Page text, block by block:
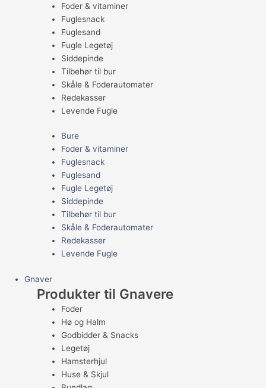
Foder & vitaminer
Fuglesnack
Fuglesand
Fugle Legetøj
Siddepinde
Tilbehør til bur
Skåle & Foderautomater
Redekasser
Levende Fugle
Bure
Foder & vitaminer
Fuglesnack
Fuglesand
Fugle Legetøj
Siddepinde
Tilbehør til bur
Skåle & Foderautomater
Redekasser
Levende Fugle
Gnaver
Produkter til Gnavere
Foder
Hø og Halm
Godbidder & Snacks
Legetøj
Hamsterhjul
Huse & Skjul